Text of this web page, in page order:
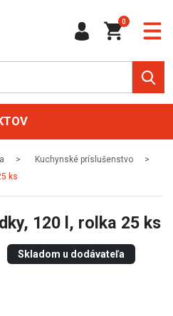
0
Kuchynské príslušenstvo
ks
120 l, rolka 25 ks
Skladom u dodávateľa